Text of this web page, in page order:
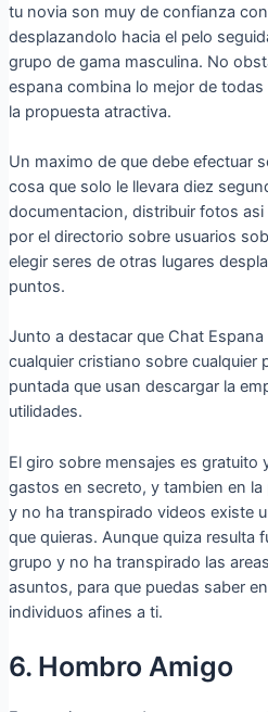
tu novia son muy de confianza
desplazandolo hacia el pelo
grupo de gama masculina. No
espana combina lo mejor de
la propuesta atractiva.
Un maximo de que debe efectuar
cosa que solo le llevara diez
documentacion, distribuir fotos
por el directorio sobre usuarios
elegir seres de otras lugares
puntos.
Junto a destacar que Chat
cualquier cristiano sobre cualquier
puntada que usan descargar la
utilidades.
El giro sobre mensajes es gratuito
gastos en secreto, y tambien en
y no ha transpirado videos existe
que quieras. Aunque quiza resulta
grupo y no ha transpirado las
asuntos, para que puedas saber
individuos afines a ti.
6. Hombro Amigo